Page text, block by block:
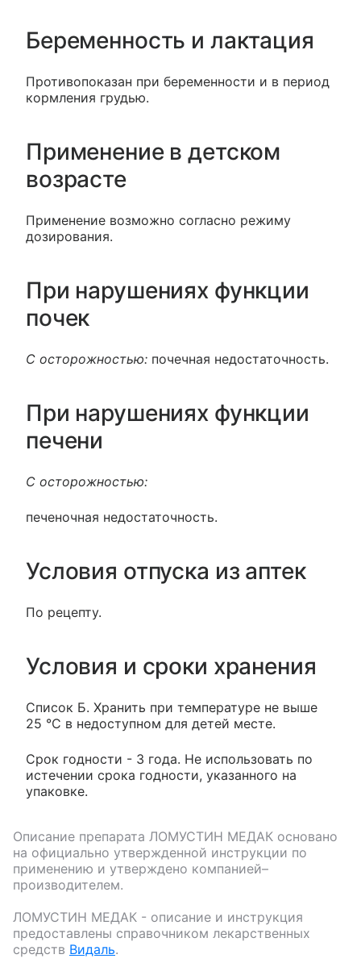
Беременность и лактация
Противопоказан при беременности и в период
кормления грудью.
Применение в детском
возрасте
Применение возможно согласно режиму
дозирования.
При нарушениях функции
почек
С осторожностью: почечная недостаточность.
При нарушениях функции
печени
С осторожностью:
печеночная недостаточность.
Условия отпуска из аптек
По рецепту.
Условия и сроки хранения
Список Б. Хранить при температуре не выше
25 °С в недоступном для детей месте.
Срок годности - 3 года. Не использовать по
истечении срока годности, указанного на
упаковке.
Описание препарата ЛОМУСТИН МЕДАК основано
на официально утвержденной инструкции по
применению и утверждено компанией–
производителем.
ЛОМУСТИН МЕДАК - описание и инструкция
предоставлены справочником лекарственных
средств Видаль.